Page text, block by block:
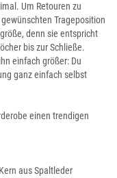
Um Retouren zu
Trageposition
denn sie entspricht
bis zur Schließe.
einfach größer: Du
ganz einfach selbst
einen trendigen
aus Spaltleder